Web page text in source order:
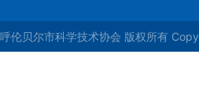
呼伦贝尔市科学技术协会 版权所有